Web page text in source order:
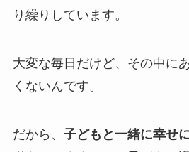
り繰りしています。
大変な毎日だけど、その中に
くないんです。
だから、 子どもと一緒に幸せ